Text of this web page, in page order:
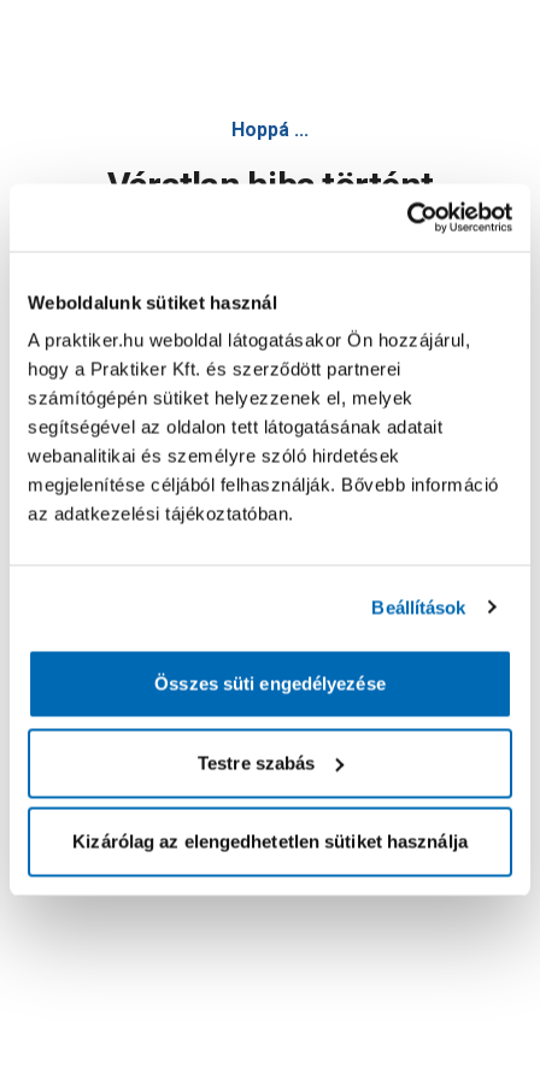
Weboldalunk sütiket használ
A praktiker.hu weboldal látogatásakor Ön hozzájárul,
hogy a Praktiker Kft. és szerződött partnerei
számítógépén sütiket helyezzenek el, melyek
segítségével az oldalon tett látogatásának adatait
webanalitikai és személyre szóló hirdetések
megjelenítése céljából felhasználják. Bővebb információ
az adatkezelési tájékoztatóban.
Beállítások
Összes süti engedélyezése
Testre szabás
Kizárólag az elengedhetetlen sütiket használja
Hoppá ...
Váratlan hiba történt
Oldal újratöltése